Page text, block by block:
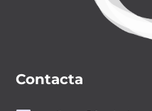
Contacta